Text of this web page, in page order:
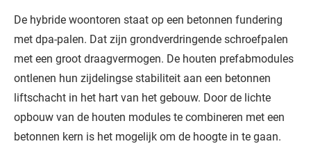
De hybride woontoren staat op een betonnen fundering
met dpa-palen. Dat zijn grondverdringende schroefpalen
met een groot draagvermogen. De houten prefabmodules
ontlenen hun zijdelingse stabiliteit aan een betonnen
liftschacht in het hart van het gebouw. Door de lichte
opbouw van de houten modules te combineren met een
betonnen kern is het mogelijk om de hoogte in te gaan.